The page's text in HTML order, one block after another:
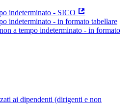
indeterminato - SICO
indeterminato - in formato tabellare
a tempo indeterminato - in formato
ai dipendenti (dirigenti e non